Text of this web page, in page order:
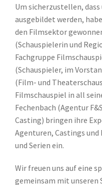
Um sicherzustellen,
ausgebildet werden,
den Filmsektor
(Schauspielerin und
Fachgruppe
(Schauspieler, im
(Film- und
Filmschauspiel in all
Fechenbach (Agentur
Casting) bringen ihre
Agenturen, Castings
und Serien ein.
Wir freuen uns auf eine
gemeinsam mit unseren